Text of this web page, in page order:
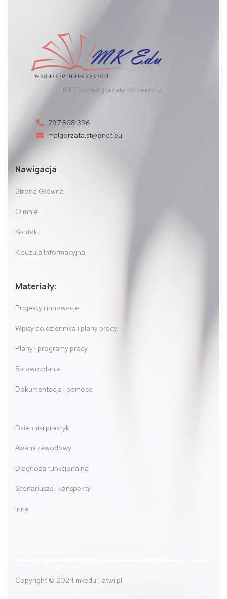
MK Edu Małgorzata Kobierecka
797 568 396
malgorzata.st@onet.eu
Nawigacja
Strona Główna
O mnie
Kontakt
Klauzula Informacyjna
Materiały:
Projekty i innowacje
Wpisy do dziennika i plany pracy
Plany i programy pracy
Sprawozdania
Dokumentacja i pomoce
Dzienniki praktyk
Awans zawodowy
Diagnoza funkcjonalna
Scenariusze i konspekty
Inne
Copyright © 2024 mkedu | atwi.pl